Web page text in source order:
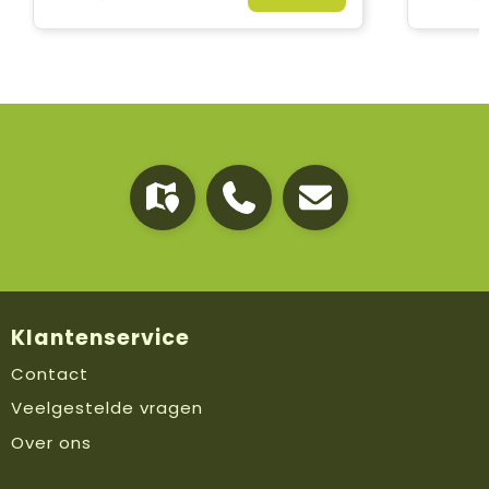
Klantenservice
Contact
Veelgestelde vragen
Over ons